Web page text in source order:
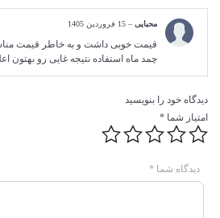
محبایی – 15 فروردین 1405
قیمت خوبی داشت و به خاطر قیمت
چمد ماه استفاده نتیجه غایی رو بهتون
دیدگاه خود را بنویسید
امتیاز شما *
دیدگاه شما *